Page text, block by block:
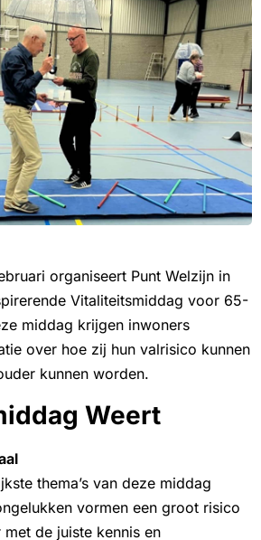
organiseert Punt Welzijn in
Vitaliteitsmiddag voor 65-
middag krijgen inwoners
over hoe zij hun valrisico kunnen
kunnen worden.
Weert
thema’s van deze middag
vormen een groot risico
de juiste kennis en